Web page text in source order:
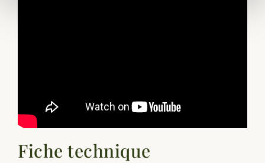
Fiche technique